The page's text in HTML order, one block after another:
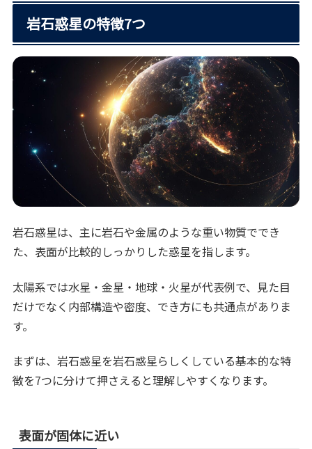
岩石惑星の特徴7つ
岩石惑星は、主に岩石や金属のような重い物質ででき
た、表面が比較的しっかりした惑星を指します。
太陽系では水星・金星・地球・火星が代表例で、見た目
だけでなく内部構造や密度、でき方にも共通点がありま
す。
まずは、岩石惑星を岩石惑星らしくしている基本的な特
徴を7つに分けて押さえると理解しやすくなります。
表面が固体に近い